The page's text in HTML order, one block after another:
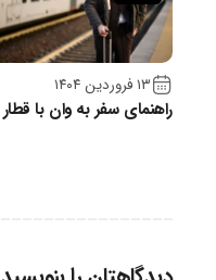
۱۳ فروردین ۱۴۰۴
راهنمای سفر به وان با قطار